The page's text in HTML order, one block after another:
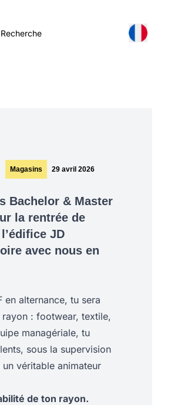
Magasins 29 avril 2026
Bachelor & Master
la rentrée de
JD
avec nous en
alternance, tu sera
: footwear, textile,
managériale, tu
sous la supervision
véritable animateur
de ton rayon.